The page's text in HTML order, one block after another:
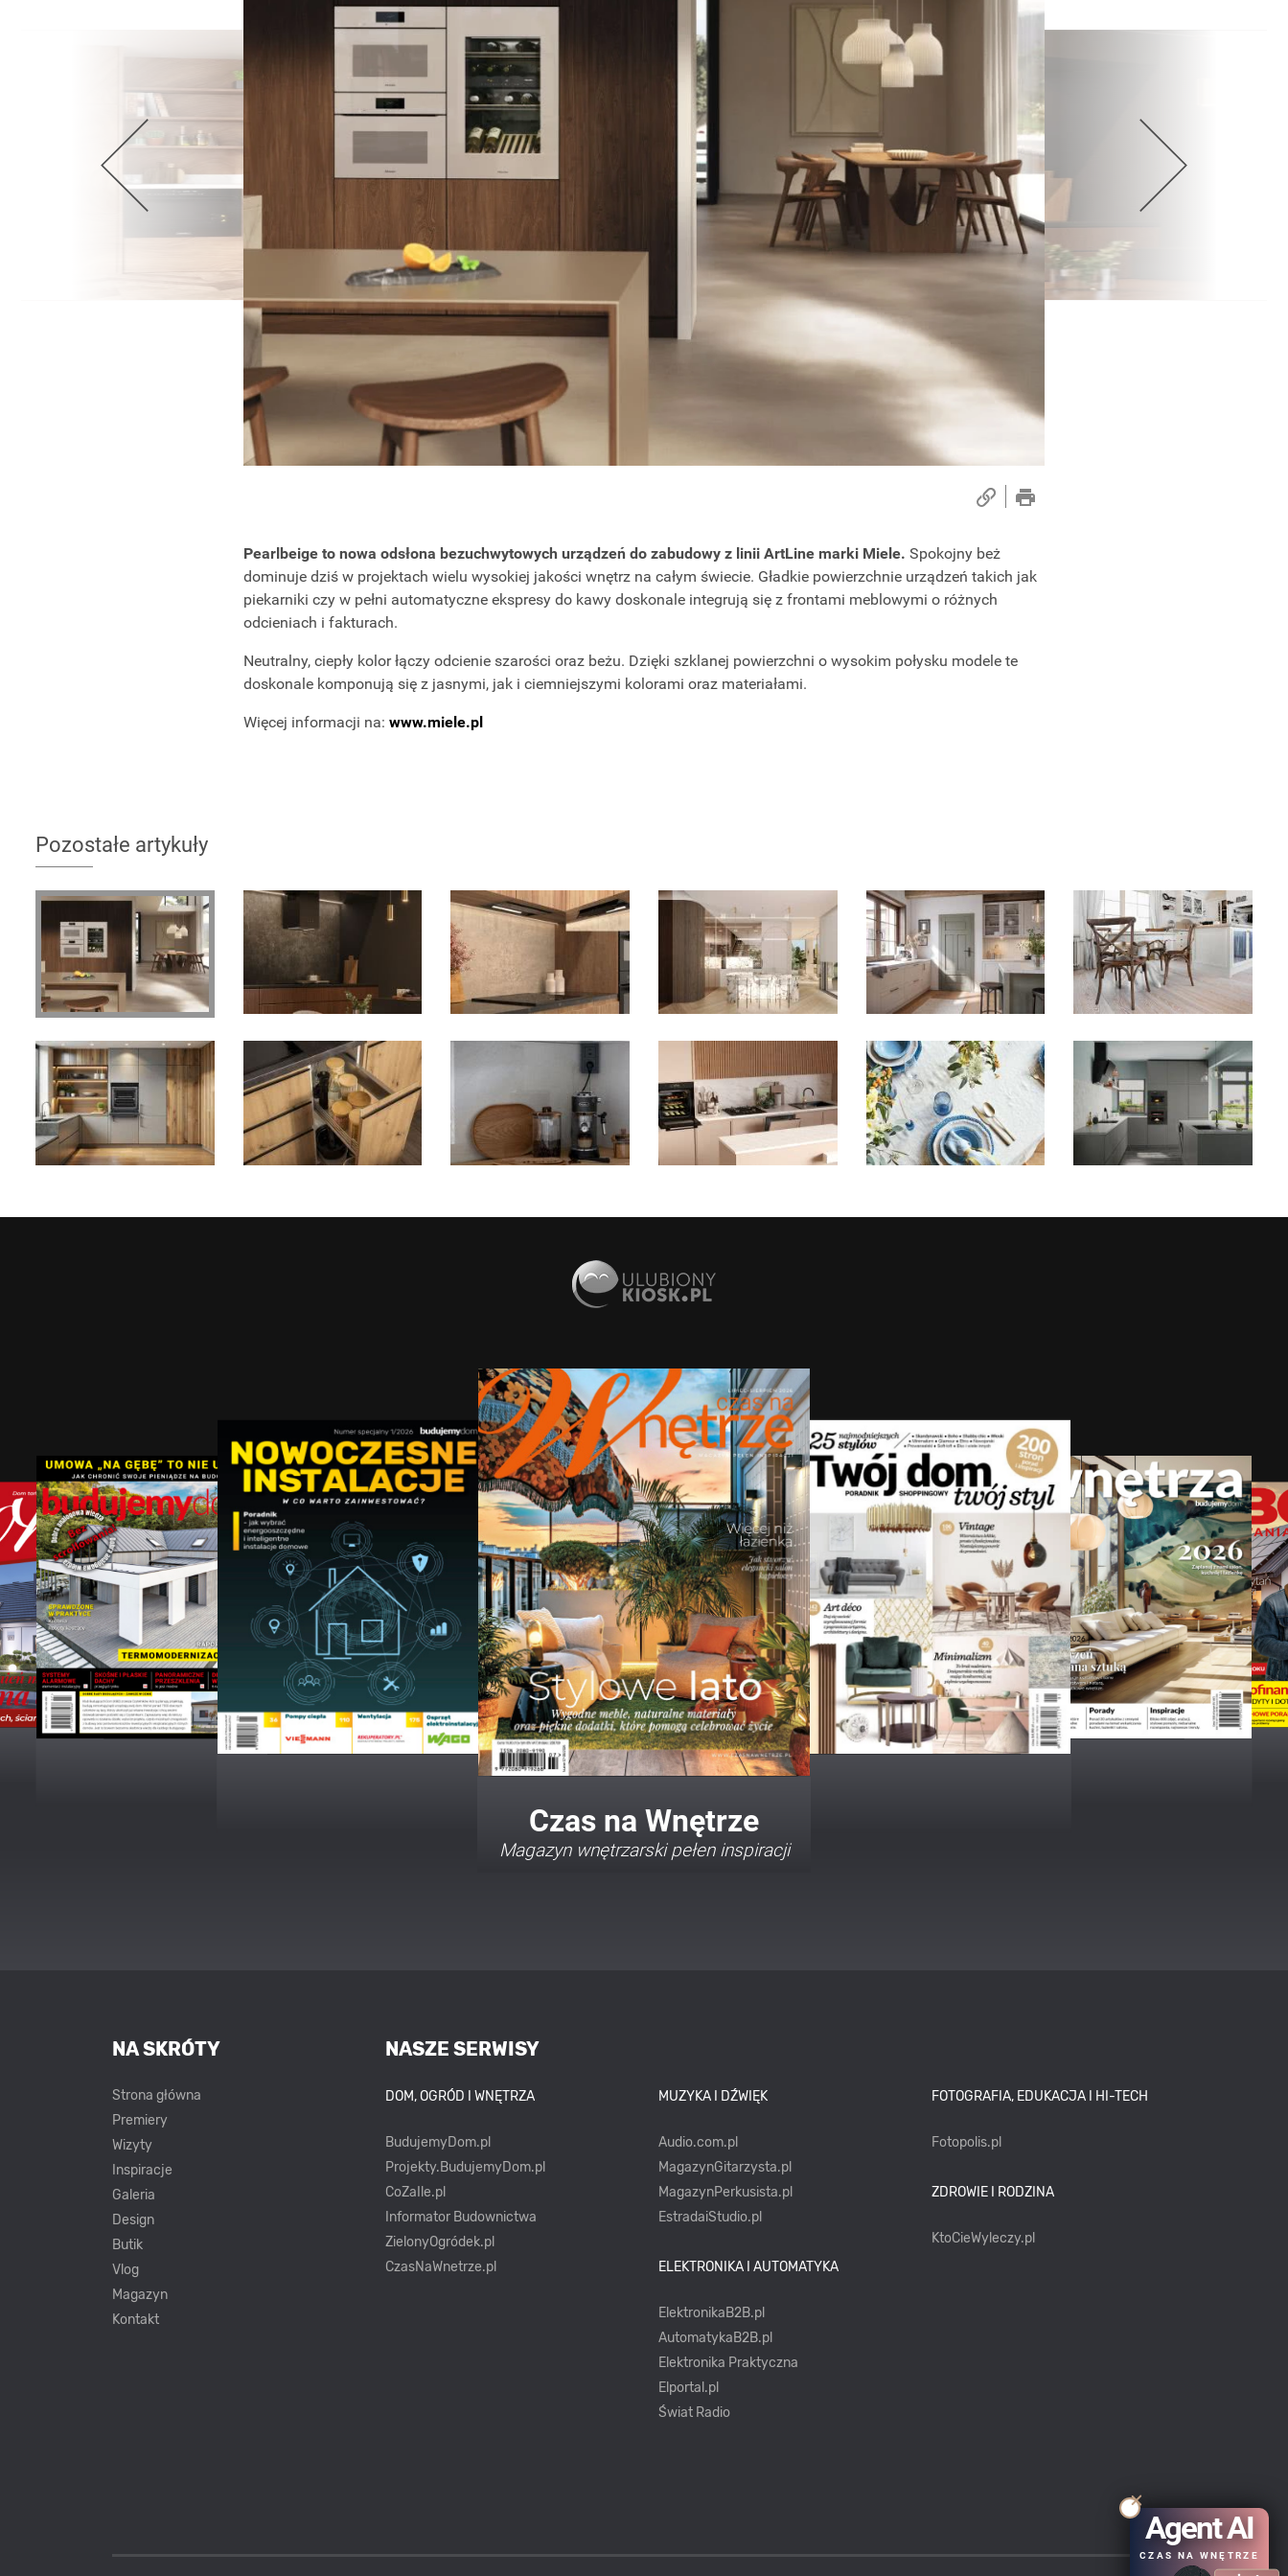
Pearlbeige to nowa odsłona bezuchwytowych urządzeń do zabudowy z linii ArtLine marki Miele. Spokojny beż
dominuje dziś w projektach wielu wysokiej jakości wnętrz na całym świecie. Gładkie powierzchnie urządzeń takich jak
piekarniki czy w pełni automatyczne ekspresy do kawy doskonale integrują się z frontami meblowymi o różnych
odcieniach i fakturach.
Neutralny, ciepły kolor łączy odcienie szarości oraz beżu. Dzięki szklanej powierzchni o wysokim połysku modele te
doskonale komponują się z jasnymi, jak i ciemniejszymi kolorami oraz materiałami.
Więcej informacji na: www.miele.pl
Pozostałe artykuły
Twój Dom Twój Styl
Porady i inspiracje w najmodniejszych
NASZE SERWISY
DOM, OGRÓD I WNĘTRZA
BudujemyDom.pl
Projekty.BudujemyDom.pl
CoZaIle.pl
Informator Budownictwa
ZielonyOgródek.pl
CzasNaWnetrze.pl
MUZYKA I DŹWIĘK
Audio.com.pl
MagazynGitarzysta.pl
MagazynPerkusista.pl
EstradaiStudio.pl
ELEKTRONIKA I AUTOMATYKA
ElektronikaB2B.pl
AutomatykaB2B.pl
Elektronika Praktyczna
Elportal.pl
Świat Radio
FOTOGRAFIA, EDUKACJA I HI-TECH
Fotopolis.pl
ZDROWIE I RODZINA
KtoCieWyleczy.pl
NA SKRÓTY
Strona główna
Premiery
Wizyty
Inspiracje
Galeria
Design
Butik
Vlog
Magazyn
Kontakt
Agent AI
CZAS NA WNĘTRZE